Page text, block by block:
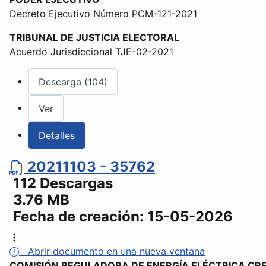
Decreto Ejecutivo Número PCM-121-2021
TRIBUNAL DE JUSTICIA ELECTORAL
Acuerdo Jurisdiccional TJE-02-2021
Descarga (104)
Ver
Detalles
20211103 - 35762
112 Descargas
3.76 MB
Fecha de creación: 15-05-2026
Abrir documento en una nueva ventana